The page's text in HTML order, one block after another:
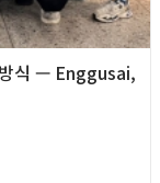
식 — Enggusai,